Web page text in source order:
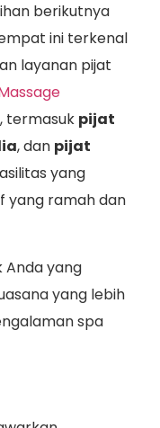
berikutnya
ini terkenal
layanan pijat
termasuk pijat
, dan pijat
yang
yang ramah dan
Anda yang
yang lebih
spa